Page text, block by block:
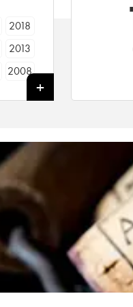
2018
2013
2008
1993
1988
1983
1978
1973
1967
1961
1956